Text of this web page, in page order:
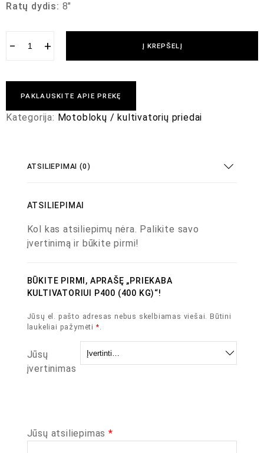
Ratų dydis: 8″
− + Į KREPŠELĮ
PAKLAUSKITE APIE PREKĘ
Kategorija: Motoblokų / kultivatorių priedai
ATSILIEPIMAI (0)
ATSILIEPIMAI
Kol kas atsiliepimų nėra. Palikite savo
įvertinimą ir būkite pirmi!
BŪKITE PIRMI, APRAŠĘ „PRIEKABA
KULTIVATORIUI P400 (400 KG)“!
Jūsų el. pašto adresas nebus skelbiamas viešai. Būtini
laukeliai pažymėti *.
Jūsų
įvertinimas
Jūsų atsiliepimas *